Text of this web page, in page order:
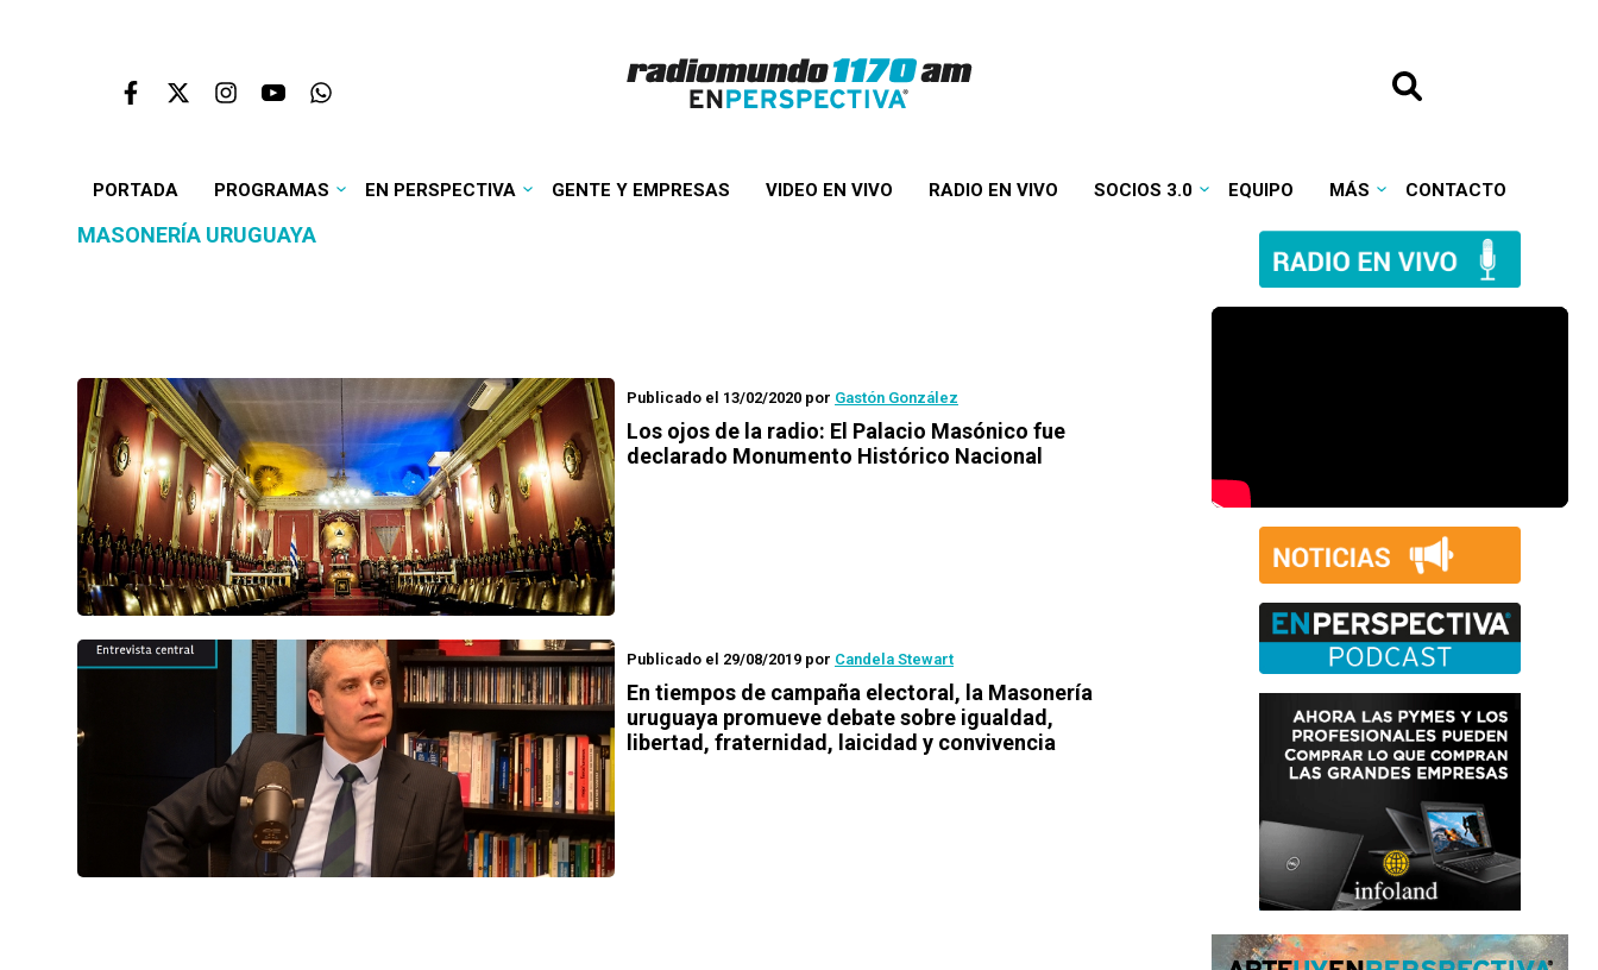
PORTADA PROGRAMAS EN PERSPECTIVA GENTE Y EMPRESAS VIDEO EN VIVO RADIO EN VIVO SOCIOS 3.0 EQUIPO MÁS CONTACTO
MASONERÍA URUGUAYA
Publicado el 13/02/2020 por Gastón González
Los ojos de la radio: El Palacio Masónico fue
declarado Monumento Histórico Nacional
Publicado el 29/08/2019 por Candela Stewart
En tiempos de campaña electoral, la Masonería
uruguaya promueve debate sobre igualdad,
libertad, fraternidad, laicidad y convivencia